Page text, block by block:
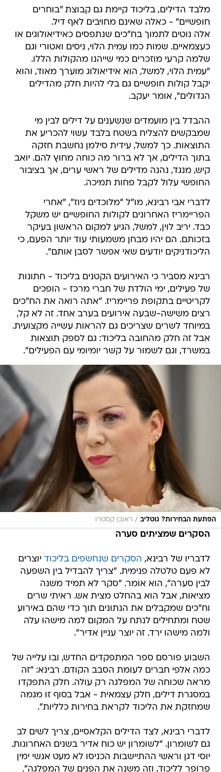
מלבד הדילים, בליכוד קיימת גם קבוצת "בוחרים
חופשיים" - כאלה שאינם מחויבים לאף דיל.
אלה נוטים לתמוך בח"כים שנתפסים כאידיאולוגים או
כעצמאיים. שמות כמו עמית הלוי, ניסים ואטורי וגם
שלמה קרעי מוזכרים כמי שייהנו מהקולות הללו.
"עמית הלוי, למשל, הוא אידיאולוג מוערך מאוד, והוא
יקבל קולות חופשיים גם בלי להיות חלק מהדילים
הגדולים", אומר יעקב.
ההבדל בין מועמדים שנשענים על דילים לבין מי
שמבקשים להצליח בשטח בלבד עשוי להכריע את
התוצאות. כך למשל, עידית סילמן נחשבת חזקה
בתוך הדילים, אך לא ברור מה כוחה מחוץ להם. יואב
קיש, מנגד, נהנה מדילים של ראשי ערים, אך בציבור
החופשי עלול לקבל פחות תמיכה.
לדברי אבי רבינא, מו"ל "מלוכדים ניוז", "אחרי
הפריימריז האחרונים לקולות החופשיים יש משקל
כבד. יריב לוין, למשל, הגיע למקום הראשון בעיקר
בזכותם. הם יהיו מבחן משמעותי עוד יותר הפעם, כי
הליכודניקים יודעים שאי אפשר לסבן אותם".
רבינא מסביר כי האירועים הקטנים בליכוד - חתונות
של פעילים, ימי הולדת של חברי מרכז - הופכים
לקריטיים בתקופת פריימריז. "אתה רואה את הח"כים
רצים משישה-שבעה אירועים בערב אחד. זה לא קל,
במיוחד לשרים שצריכים גם להראות עשייה מקצועית.
אבל זה חלק מהחובה בליכוד: גם לספק תוצאות
במשרד, וגם לשמור על קשר יומיומי עם הפעילים".
הפתעת הבחירות? גוטליב / ראובן קסטרו
הסקרים שמציתים סערה
לדבריו של רבינא, הסקרים שנחשפים בליכוד יוצרים
לא פעם טלטלה פנימית. "צריך להבדיל בין השפעה
לבין סערה", הוא אומר. "סקר לא תמיד משנה
מציאות, אבל הוא בהחלט מצית אש. ראיתי שרים
וח"כים שמקבלים את הנתונים תוך כדי שהם באירוע
שטח ומתחילים לנתח על המקום למה מישהו עלה
ולמה מישהו ירד. זה יוצר עניין אדיר".
השבוע פורסם ספר המתפקדים החדש, ובו עלייה של
כמה אלפי חברים לעומת הסבב הקודם. רבינא: "זה
מראה שכוחה של המפלגה רק עולה. חלק התפקדו
במסגרת דילים, חלק עצמאית - אבל בסוף זו מגמה
שמחזקת את הליכוד לקראת בחירות כלליות".
לדברי רבינא, לצד הדילים הקלאסיים, צריך לשים לב
גם לשומרון. "לשומרון יש כוח אדיר בשנים האחרונות.
יוסי דגן וראשי ההתיישבות הכניסו לא מעט אנשי ימין
פרופר לליכוד, וזה משנה את הפנים של המפלגה".